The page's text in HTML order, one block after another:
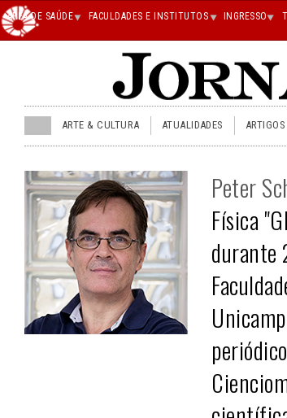
Main
superior
ÁREA DE SAÚDE FACULDADES E INSTITUTOS INGRESSO
JU
menu
superior
ARTE & CULTURA ATUALIDADES ARTIGOS
Peter
Física
durante